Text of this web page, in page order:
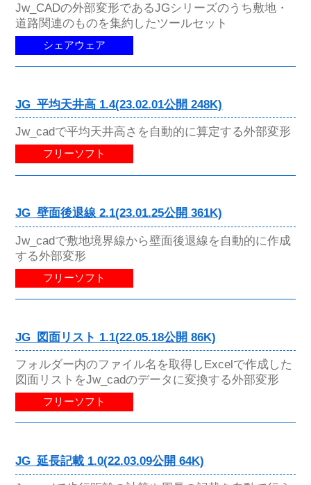
Jw_CADの外部変形であるJGシリーズのうち敷地・
道路関連のものを集約したツールセット
シェアウェア
JG_平均天井高 1.4(23.02.01公開 248K)
Jw_cadで平均天井高さを自動的に算定する外部変形
フリーソフト
JG_壁面後退線 2.1(23.01.25公開 361K)
Jw_cadで敷地境界線から壁面後退線を自動的に作成
する外部変形
フリーソフト
JG_図面リスト 1.1(22.05.18公開 86K)
フォルダー内のファイル名を取得しExcelで作成した
図面リストをJw_cadのデータに変換する外部変形
フリーソフト
JG_延長記載 1.0(22.03.09公開 64K)